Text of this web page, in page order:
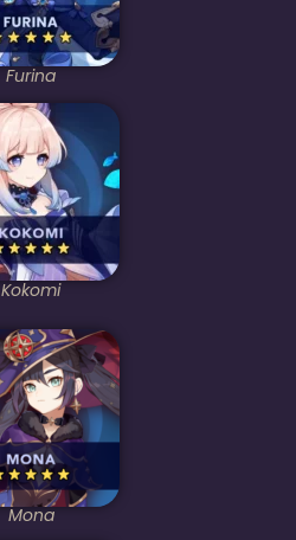
Furina
Kokomi
Mona